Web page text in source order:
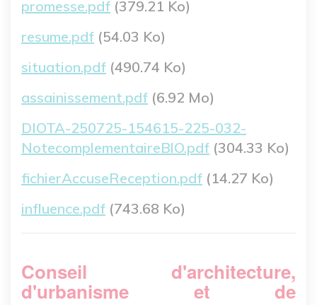
Fichier
promesse.pdf (379.21 Ko)
Fichier
resume.pdf (54.03 Ko)
Fichier
situation.pdf (490.74 Ko)
Fichier
assainissement.pdf (6.92 Mo)
Fichier
DIOTA-250725-154615-225-032-
NotecomplementaireBlO.pdf (304.33 Ko)
Fichier
fichierAccuseReception.pdf (14.27 Ko)
Fichier
influence.pdf (743.68 Ko)
Conseil d'architecture,
d'urbanisme et de